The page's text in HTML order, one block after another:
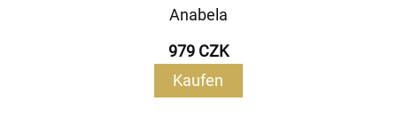
Anabela
979 CZK
Kaufen